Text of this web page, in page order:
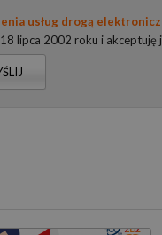
usług drogą
lipca 2002 roku i akceptuję